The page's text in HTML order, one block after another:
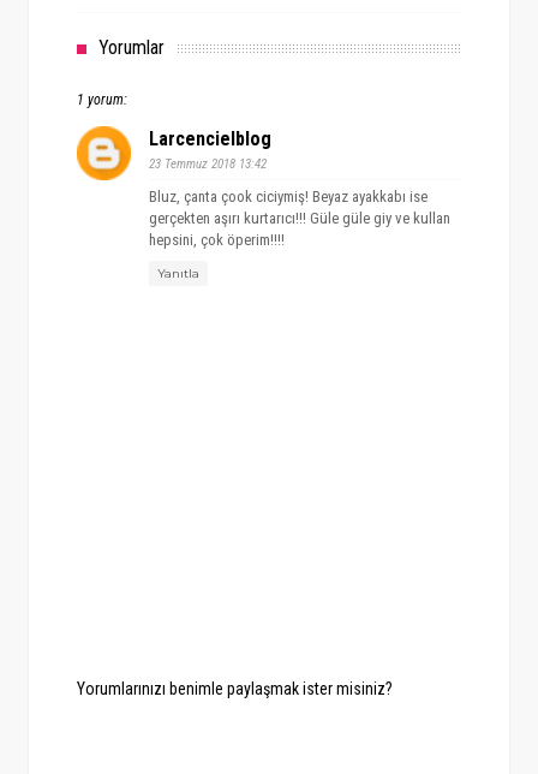
Yorumlar
1 yorum:
Larcencielblog
23 Temmuz 2018 13:42
Bluz, çanta çook ciciymiş! Beyaz ayakkabı ise
gerçekten aşırı kurtarıcı!!! Güle güle giy ve kullan
hepsini, çok öperim!!!!
Yanıtla
Yorumlarınızı benimle paylaşmak ister misiniz?